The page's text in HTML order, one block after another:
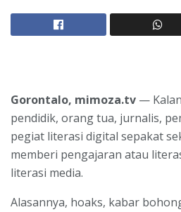
Gorontalo, mimoza.tv —
pendidik, orang tua, jurnalis,
pegiat literasi digital sepakat
memberi pengajaran atau
literasi media.
Alasannya, hoaks, kabar